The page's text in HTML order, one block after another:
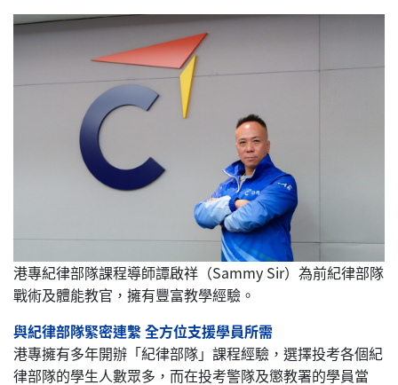
港專紀律部隊課程導師譚啟祥（Sammy Sir）為前紀律部隊
戰術及體能教官，擁有豐富教學經驗。
與紀律部隊緊密連繫 全方位支援學員所需
港專擁有多年開辦「紀律部隊」課程經驗，選擇投考各個紀
律部隊的學生人數眾多，而在投考警隊及懲教署的學員當